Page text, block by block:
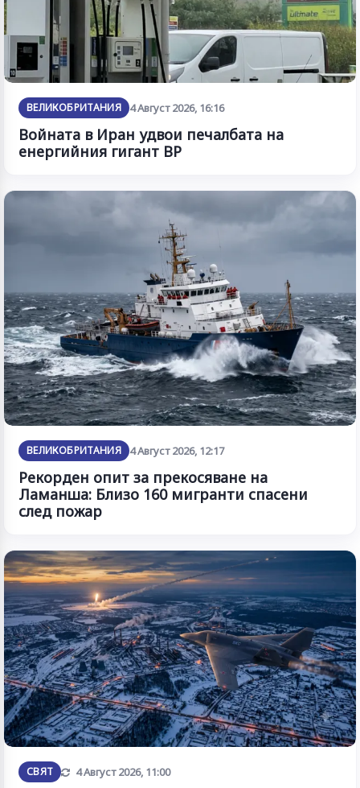
ВЕЛИКОБРИТАНИЯ 4 Август 2026, 16:16
Войната в Иран удвои печалбата на
енергийния гигант BP
ВЕЛИКОБРИТАНИЯ 4 Август 2026, 12:17
Рекорден опит за прекосяване на
Ламанша: Близо 160 мигранти спасени
след пожар
СВЯТ Обновена
4 Август 2026, 11:00